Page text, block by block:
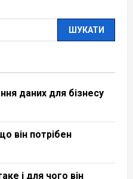
даних для бізнесу
він потрібен
і для чого він